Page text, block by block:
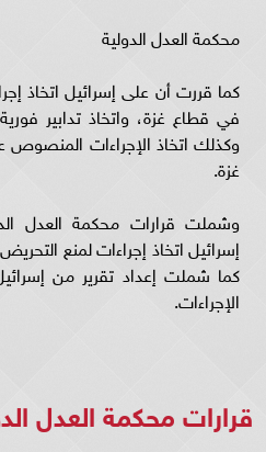
محكمة العدل الدولية
كما قررت أن على إسرائيل اتخاذ
في قطاع غزة، واتخاذ تدابير
وكذلك اتخاذ الإجراءات المنصوص
غزة.
وشملت قرارات محكمة العدل
إسرائيل اتخاذ إجراءات لمنع
كما شملت إعداد تقرير من
الإجراءات.
قرارات محكمة العدل